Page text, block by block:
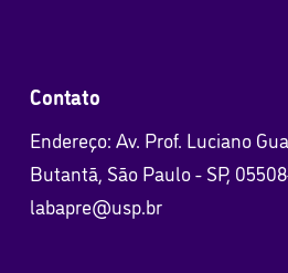
Contato
Endereço: Av. Prof. Luciano
Butantã, São Paulo - SP,
labapre@usp.br